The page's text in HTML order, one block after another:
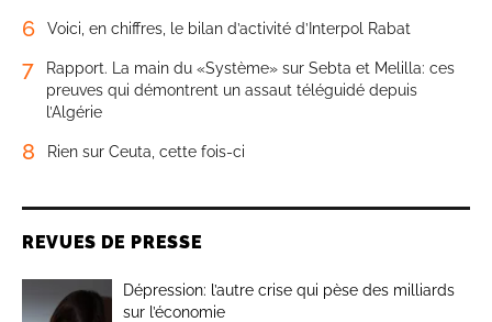
6 Voici, en chiffres, le bilan d’activité d’Interpol Rabat
7
Rapport. La main du «Système» sur Sebta et Melilla: ces
preuves qui démontrent un assaut téléguidé depuis
l’Algérie
8 Rien sur Ceuta, cette fois-ci
REVUES DE PRESSE
Dépression: l’autre crise qui pèse des milliards
sur l’économie